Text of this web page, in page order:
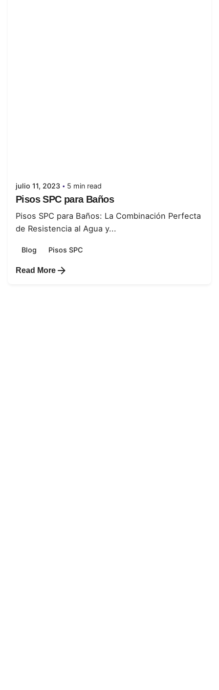
julio 11, 2023 5 min read
Pisos SPC para Baños
Pisos SPC para Baños: La Combinación Perfecta
de Resistencia al Agua y...
Blog Pisos SPC
Read More